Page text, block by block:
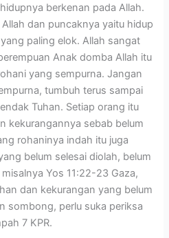
berkenan pada Allah.
dan puncaknya yaitu hidup
paling elok. Allah sangat
Anak domba Allah itu
yang sempurna. Jangan
tumbuh terus sampai
Tuhan. Setiap orang itu
kekurangannya sebab belum
rohaninya indah itu juga
belum selesai diolah, belum
Yos 11:22-23 Gaza,
dan kekurangan yang belum
sombong, perlu suka periksa
7 KPR.